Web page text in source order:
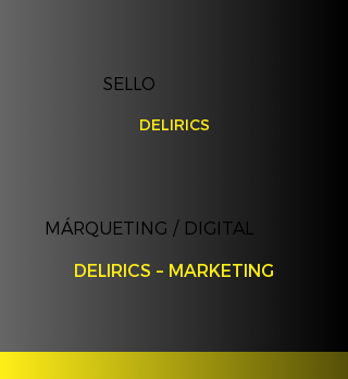
SELLO
DELIRICS
MÁRQUETING / DIGITAL
DELIRICS – MARKETING